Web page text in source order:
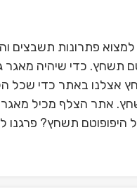
פתרונות תשבצים
תשחץ. כדי שיהיה מאגר
אצלנו באתר כדי שכל
אתר הצלף מכיל
תשחץ? פרגנו